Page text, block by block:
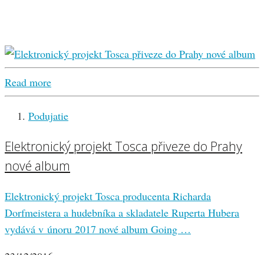
Read more
Podujatie
Elektronický projekt Tosca přiveze do Prahy
nové album
Elektronický projekt Tosca producenta Richarda
Dorfmeistera a hudebníka a skladatele Ruperta Hubera
vydává v únoru 2017 nové album Going …